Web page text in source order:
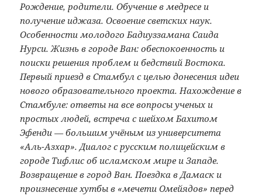
Рождение, родители. Обучение в медресе и
получение иджаза. Освоение светских наук.
Особенности молодого Бадиуззамана Саида
Нурси. Жизнь в городе Ван: обеспокоенность и
поиски решения проблем и бедствий Востока.
Первый приезд в Стамбул с целью донесения идеи
нового образовательного проекта. Нахождение в
Стамбуле: ответы на все вопросы ученых и
простых людей, встреча с шейхом Бахитом
Эфенди — большим учёным из университета
«Аль-Азхар». Диалог с русским полицейским в
городе Тифлис об исламском мире и Западе.
Возвращение в город Ван. Поездка в Дамаск и
произнесение хутбы в «мечети Омейядов» перед